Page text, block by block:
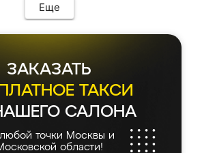
Еще
ЗАКАЗАТЬ
ТАКСИ
САЛОНА
точки Москвы и
области!